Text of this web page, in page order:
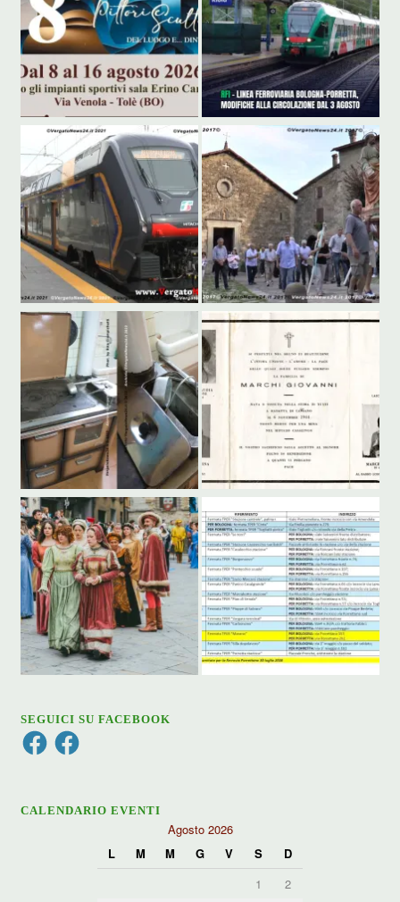
SEGUICI SU FACEBOOK
FacebookFacebook
CALENDARIO EVENTI
Agosto 2026
L
M M G V S
D
1
2